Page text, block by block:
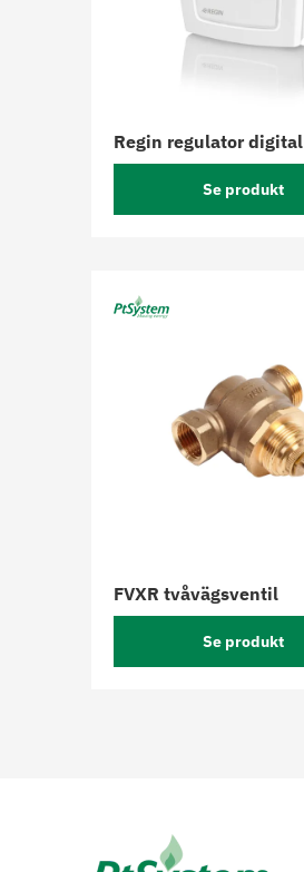
Regin regulator digital
Se produkt
FVXR tvåvägsventil
Se produkt